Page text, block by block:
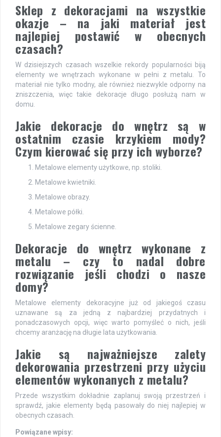
Sklep z dekoracjami na wszystkie
okazje – na jaki materiał jest
najlepiej postawić w obecnych
czasach?
W dzisiejszych czasach wszelkie rekordy popularności biją
elementy we wnętrzach wykonane w pełni z metalu. To
materiał nie tylko modny, ale również niezwykle odporny na
zniszczenia, więc takie dekoracje długo posłużą nam w
domu.
Jakie dekoracje do wnętrz są w
ostatnim czasie krzykiem mody?
Czym kierować się przy ich wyborze?
Metalowe elementy użytkowe, np. stoliki.
Metalowe kwietniki.
Metalowe obrazy.
Metalowe półki.
Metalowe zegary ścienne.
Dekoracje do wnętrz wykonane z
metalu – czy to nadal dobre
rozwiązanie jeśli chodzi o nasze
domy?
Metalowe elementy dekoracyjne już od jakiegoś czasu
uznawane są za jedną z najbardziej przydatnych i
ponadczasowych opcji, więc warto pomyśleć o nich, jeśli
chcemy aranżację na długie lata użytkowania.
Jakie są najważniejsze zalety
dekorowania przestrzeni przy użyciu
elementów wykonanych z metalu?
Przede wszystkim dokładnie zaplanuj swoją przestrzeń i
sprawdź, jakie elementy będą pasowały do niej najlepiej w
obecnych czasach.
Powiązane wpisy: